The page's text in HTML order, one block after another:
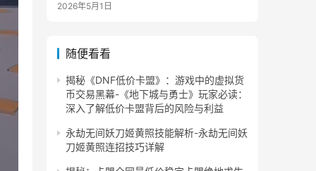
2026年5月1日
随便看看
揭秘《DNF低价卡盟》：游戏中的虚拟货
币交易黑幕-《地下城与勇士》玩家必读：
深入了解低价卡盟背后的风险与利益
永劫无间妖刀姬黄照技能解析-永劫无间妖
刀姬黄照连招技巧详解